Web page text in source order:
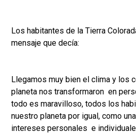
Los habitantes de la Tierra
mensaje que decía:
Llegamos muy bien el clima y los
planeta nos transformaron en
todo es maravilloso, todos los
nuestro planeta por igual, como
intereses personales e